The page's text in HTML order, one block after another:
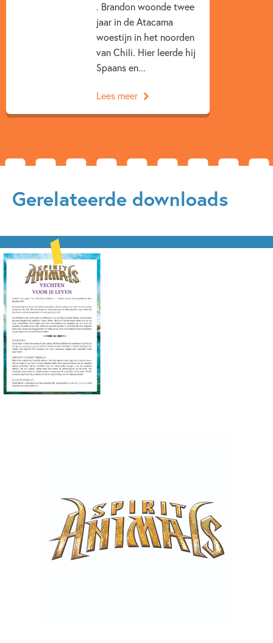
. Brandon woonde twee
jaar in de Atacama
woestijn in het noorden
van Chili. Hier leerde hij
Spaans en...
Lees meer
Gerelateerde downloads